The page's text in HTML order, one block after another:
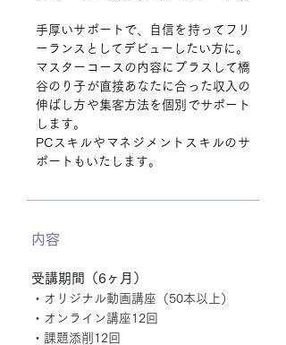
手厚いサポートで、自信を持ってフリ
ーランスとしてデビューしたい方に。
マスターコースの内容にプラスして橋
谷のり子が直接あなたに合った収入の
伸ばし方や集客方法を個別でサポート
します。
PCスキルやマネジメントスキルのサ
ポートもいたします。
内容
受講期間（6ヶ月）
・オリジナル動画講座 （50本以上）
・オンライン講座12 回
・課題添削12回